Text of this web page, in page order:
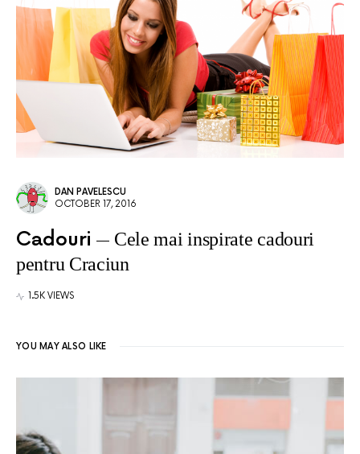
DAN PAVELESCU
OCTOBER 17, 2016
Cadouri
Cele mai inspirate cadouri
pentru Craciun
1.5K VIEWS
YOU MAY ALSO LIKE